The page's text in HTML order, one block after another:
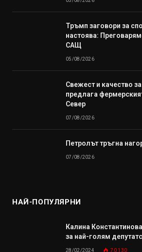
Тръмп заговори за
настоява:
САЩ
05/08/2026
Свежест и качество
предлага
Север
07/08/2026
Петролът тръгна
07/08/2026
НАЙ-ПОПУЛЯРНИ
Калина
за най-голям
28/02/2024 70 130